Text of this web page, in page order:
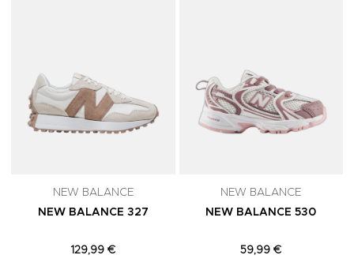
NEW BALANCE
NEW BALANCE 327
129,99 €
NEW BALANCE
NEW BALANCE 530
59,99 €